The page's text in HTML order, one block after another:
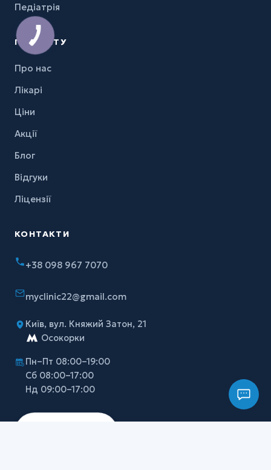
Педіатрія
ПАЦІЄНТУ
Про нас
Лікарі
Ціни
Акції
Блог
Відгуки
Ліцензії
КОНТАКТИ
+38 098 967 7070
myclinic22@gmail.com
Київ, вул. Княжий Затон, 21
Осокорки
Пн–Пт 08:00–19:00
Сб 08:00–17:00
Нд 09:00–17:00